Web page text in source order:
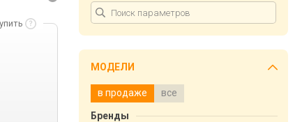
МОДЕЛИ
в продаже все
Бренды